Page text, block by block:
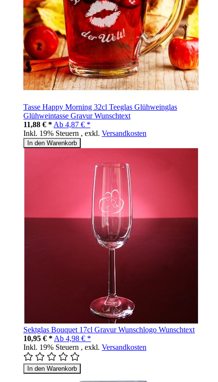
Tasse Happy Morning 32cl Teeglas Glühweinglas
Glühweintasse Gravur Wunschtext
11,88 € * Ab 4,87 € *
Inkl. 19% Steuern , exkl. Versandkosten
In den Warenkorb
Sektglas Bouquet 17cl Gravur Wunschlogo Wunschtext
10,95 € * Ab 4,98 € *
Inkl. 19% Steuern , exkl. Versandkosten
In den Warenkorb